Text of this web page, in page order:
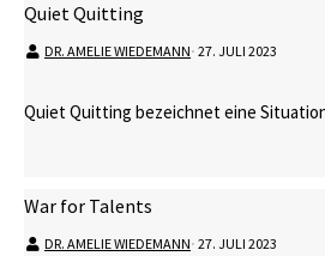
Quiet Quitting
DR. AMELIE WIEDEMANN⋅ 27. JULI 2023
Quiet Quitting bezeichnet eine
War for Talents
DR. AMELIE WIEDEMANN⋅ 27. JULI 2023